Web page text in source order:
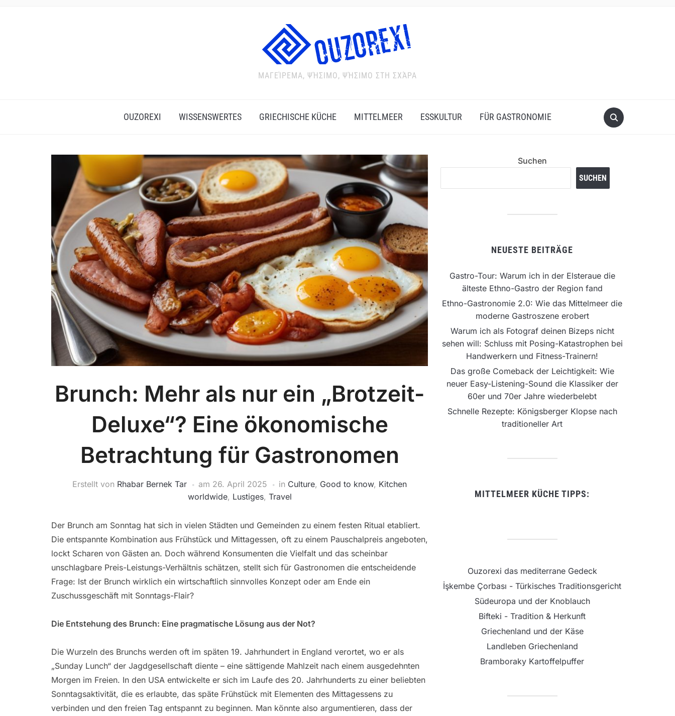
ΜΑΓΕΊΡΕΜΑ, ΨΉΣΙΜΟ, ΨΉΣΙΜΟ ΣΤΗ ΣΧΆΡΑ
OUZOREXI WISSENSWERTES GRIECHISCHE KÜCHE MITTELMEER ESSKULTUR FÜR GASTRONOMIE
Brunch: Mehr als nur ein „Brotzeit-
Deluxe“? Eine ökonomische
Betrachtung für Gastronomen
Erstellt von Rhabar Bernek Tar am 26. April 2025 in Culture, Good to know, Kitchen
worldwide, Lustiges, Travel
Der Brunch am Sonntag hat sich in vielen Städten und Gemeinden zu einem festen Ritual etabliert.
Die entspannte Kombination aus Frühstück und Mittagessen, oft zu einem Pauschalpreis angeboten,
lockt Scharen von Gästen an. Doch während Konsumenten die Vielfalt und das scheinbar
unschlagbare Preis-Leistungs-Verhältnis schätzen, stellt sich für Gastronomen die entscheidende
Frage: Ist der Brunch wirklich ein wirtschaftlich sinnvolles Konzept oder am Ende ein
Zuschussgeschäft mit Sonntags-Flair?
Die Entstehung des Brunch: Eine pragmatische Lösung aus der Not?
Die Wurzeln des Brunchs werden oft im späten 19. Jahrhundert in England verortet, wo er als
„Sunday Lunch“ der Jagdgesellschaft diente – eine sättigende Mahlzeit nach einem ausgedehnten
Morgen im Freien. In den USA entwickelte er sich im Laufe des 20. Jahrhunderts zu einer beliebten
Sonntagsaktivität, die es erlaubte, das späte Frühstück mit Elementen des Mittagessens zu
verbinden und den freien Tag entspannt zu beginnen. Man könnte also argumentieren, dass der
Suchen
SUCHEN
NEUESTE BEITRÄGE
Gastro-Tour: Warum ich in der Elsteraue die
älteste Ethno-Gastro der Region fand
Ethno-Gastronomie 2.0: Wie das Mittelmeer die
moderne Gastroszene erobert
Warum ich als Fotograf deinen Bizeps nicht
sehen will: Schluss mit Posing-Katastrophen bei
Handwerkern und Fitness-Trainern!
Das große Comeback der Leichtigkeit: Wie
neuer Easy-Listening-Sound die Klassiker der
60er und 70er Jahre wiederbelebt
Schnelle Rezepte: Königsberger Klopse nach
traditioneller Art
MITTELMEER KÜCHE TIPPS:
Ouzorexi das mediterrane Gedeck
İşkembe Çorbası - Türkisches Traditionsgericht
Südeuropa und der Knoblauch
Bifteki - Tradition & Herkunft
Griechenland und der Käse
Landleben Griechenland
Bramboraky Kartoffelpuffer